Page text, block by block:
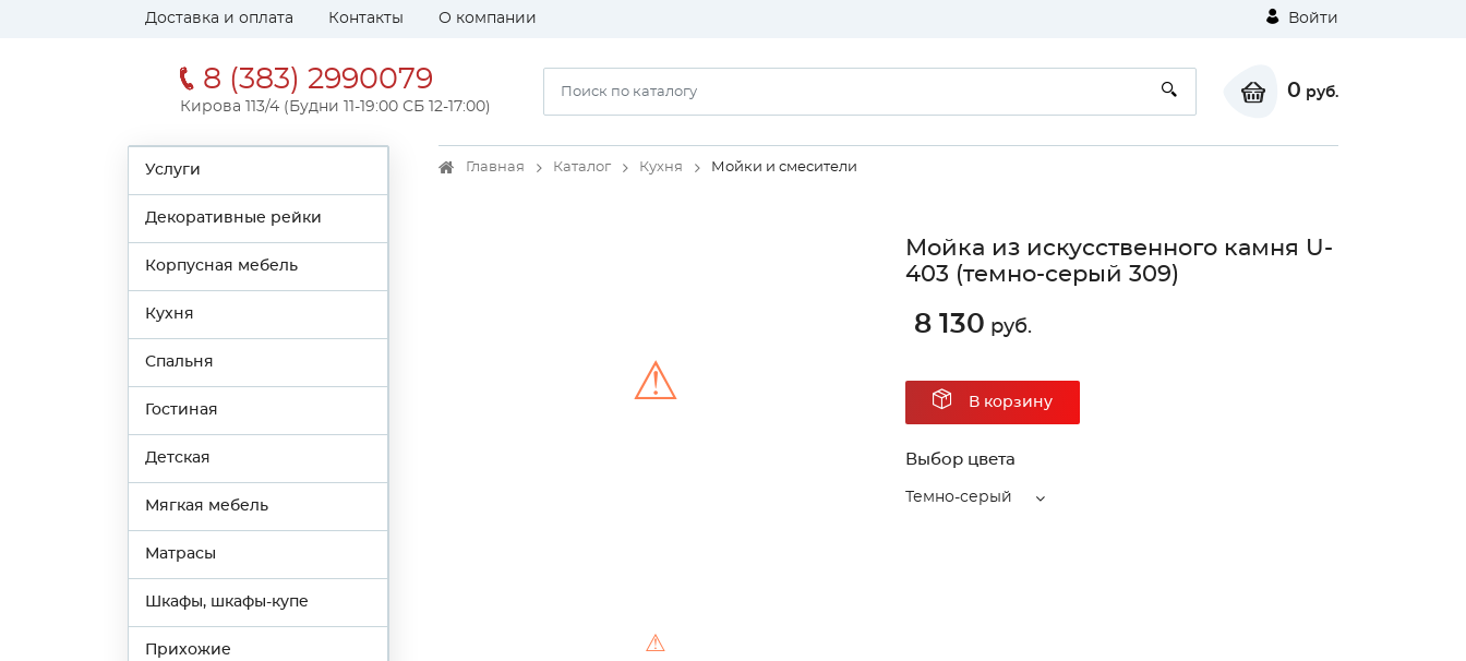
Доставка и оплата Контакты О компании Войти
8 (383) 2990079
Кирова 113/4 (Будни 11-19:00 СБ 12-17:00)
0 руб.
Услуги
Декоративные рейки
Корпусная мебель
Кухня
Спальня
Гостиная
Детская
Мягкая мебель
Матрасы
Шкафы, шкафы-купе
Прихожие
Главная Каталог Кухня Мойки и смесители
⚠
⚠
Мойка из искусственного камня U-
403 (темно-серый 309)
8 130 руб.
В корзину
Выбор цвета
Темно-серый